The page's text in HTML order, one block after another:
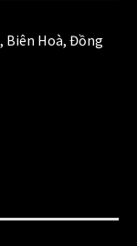
Biên Hoà, Đồng